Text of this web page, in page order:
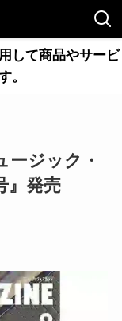
して商品やサービ
。
ージック・
』発売